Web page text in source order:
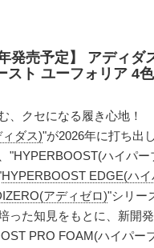
発売予定】 アディダ
スト ユーフォリア 4色
、クセになる履き心地！
ダス)"が2026年に打ち出
"HYPERBOOST(ハイパ
HYPERBOOST EDGE(ハ
アディゼロ)"シリー
った知見をもとに、新開発
PRO FOAM(ハイパー